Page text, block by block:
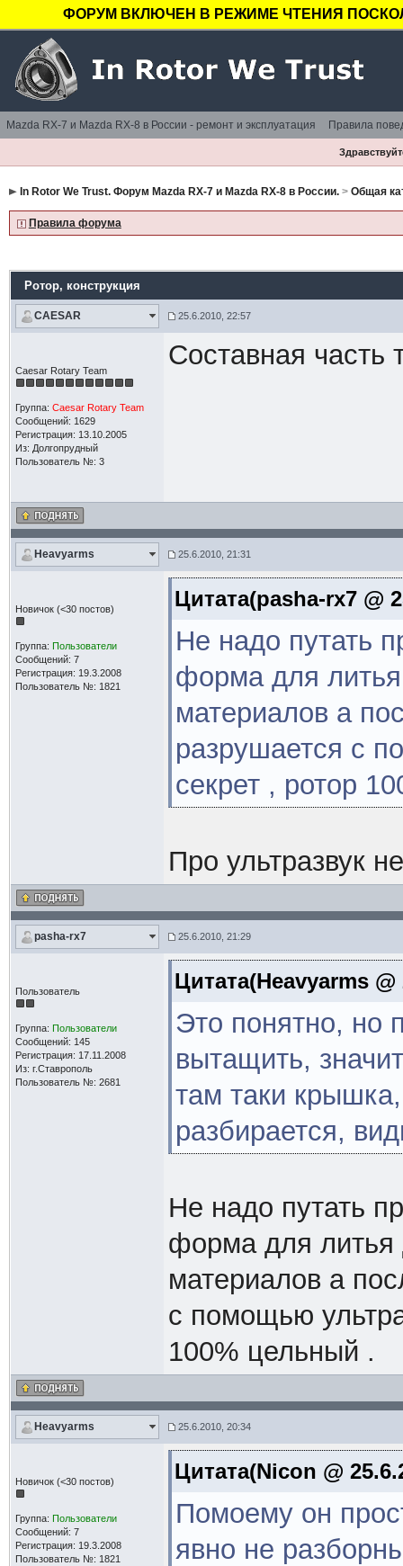
ФОРУМ ВКЛЮЧЕН В РЕЖИМЕ ЧТЕНИЯ
Mazda RX-7 и Mazda RX-8 в России - ремонт и эксплуатация Правила
In Rotor We Trust. Форум Mazda RX-7 и Mazda RX-8 в России.> Общая
Правила форума
Ротор, конструкция
CAESAR 25.6.2010, 22:57
Caesar Rotary Team
Группа: Caesar Rotary Team
Сообщений: 1629
Регистрация: 13.10.2005
Из: Долгопрудный
Пользователь №: 3
Составная часть
Heavyarms 25.6.2010, 21:31
Новичок (<30 постов)
Группа: Пользователи
Сообщений: 7
Регистрация: 19.3.2008
Пользователь №: 1821
Цитата(pasha-rx7 @
Не надо путать
форма для
материалов а
разрушается с
секрет , ротор
Про ультразвук
pasha-rx7 25.6.2010, 21:29
Пользователь
Группа: Пользователи
Сообщений: 145
Регистрация: 17.11.2008
Из: г.Ставрополь
Пользователь №: 2681
Цитата(Heavyarms
Это понятно, но
вытащить,
там таки
разбирается,
Не надо путать
форма для литья
материалов а
с помощью
100% цельный .
Heavyarms 25.6.2010, 20:34
Новичок (<30 постов)
Группа: Пользователи
Сообщений: 7
Регистрация: 19.3.2008
Пользователь №: 1821
Цитата(Nicon @
Помоему он
явно не